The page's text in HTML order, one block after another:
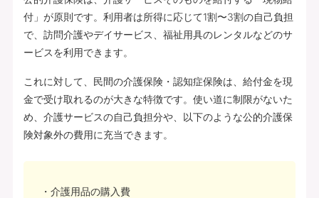
付」が原則です。利用者は所得に応じて1割〜3割の自己負担
で、訪問介護やデイサービス、福祉用具のレンタルなどのサ
ービスを利用できます。
これに対して、民間の介護保険・認知症保険は、給付金を現
金で受け取れるのが大きな特徴です。使い道に制限がないた
め、介護サービスの自己負担分や、以下のような公的介護保
険対象外の費用に充当できます。
介護用品の購入費